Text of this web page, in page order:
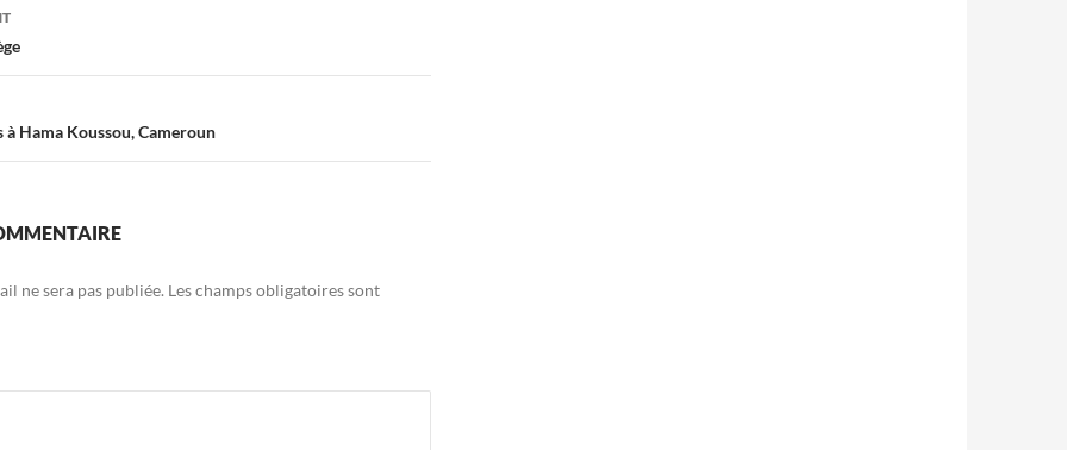
Hama Koussou, Cameroun
ne sera pas publiée. Les champs obligatoires sont